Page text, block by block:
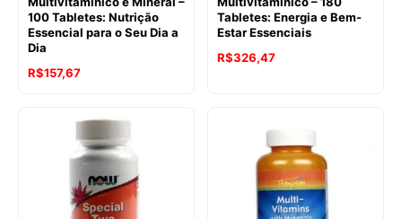
100 Tabletes: Nutrição
Essencial para o Seu Dia a
Dia
R$157,67
Tabletes: Energia e Bem-
Estar Essenciais
R$326,47